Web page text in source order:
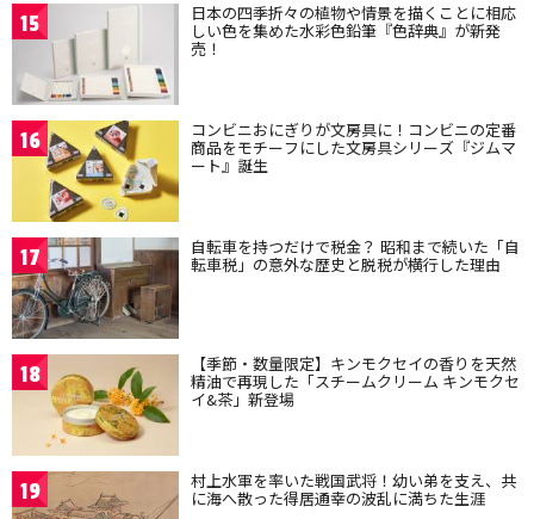
15 日本の四季折々の植物や情景を描くことに相応
しい色を集めた水彩色鉛筆『色辞典』が新発
売！
16 コンビニおにぎりが文房具に！コンビニの定番
商品をモチーフにした文房具シリーズ『ジムマ
ート』誕生
17 自転車を持つだけで税金？ 昭和まで続いた「自
転車税」の意外な歴史と脱税が横行した理由
18 【季節・数量限定】キンモクセイの香りを天然
精油で再現した「スチームクリーム キンモクセ
イ&茶」新登場
19 村上水軍を率いた戦国武将！幼い弟を支え、共
に海へ散った得居通幸の波乱に満ちた生涯